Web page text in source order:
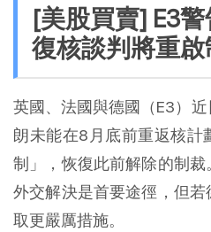
[美股買賣] E3
復核談判將重
英國、法國與德國（E3）
朗未能在8月底前重返核計
制」，恢復此前解除的制裁
外交解決是首要途徑，但
取更嚴厲措施。